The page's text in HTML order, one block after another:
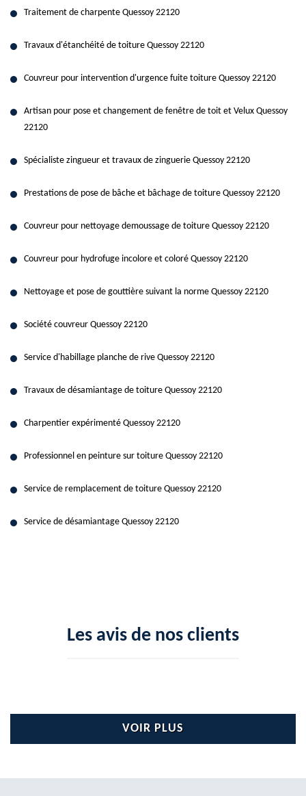
Traitement de charpente Quessoy 22120
Travaux d'étanchéité de toiture Quessoy 22120
Couvreur pour intervention d'urgence fuite toiture Quessoy 22120
Artisan pour pose et changement de fenêtre de toit et Velux Quessoy
22120
Spécialiste zingueur et travaux de zinguerie Quessoy 22120
Prestations de pose de bâche et bâchage de toiture Quessoy 22120
Couvreur pour nettoyage demoussage de toiture Quessoy 22120
Couvreur pour hydrofuge incolore et coloré Quessoy 22120
Nettoyage et pose de gouttière suivant la norme Quessoy 22120
Société couvreur Quessoy 22120
Service d'habillage planche de rive Quessoy 22120
Travaux de désamiantage de toiture Quessoy 22120
Charpentier expérimenté Quessoy 22120
Professionnel en peinture sur toiture Quessoy 22120
Service de remplacement de toiture Quessoy 22120
Service de désamiantage Quessoy 22120
Les avis de nos clients
VOIR PLUS